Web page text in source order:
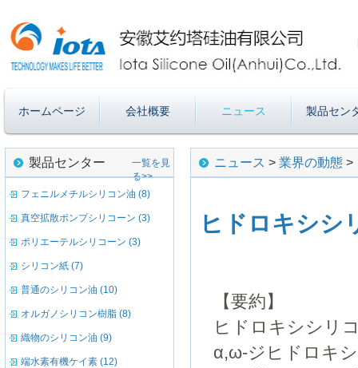
ホームページ 会社概要 ニュース 製品セン
製品センター
一覧を見
る>>
フェニルメチルシリコン油 (8)
真空拡散ポンプシリコーン (3)
ポリエーテルシリコーン (3)
シリコン紙 (7)
普通のシリコン油 (10)
オルガノシリコン樹脂 (8)
織物のシリコン油 (9)
端水素有機ケイ素 (12)
ニュース >業界の動態 >
ヒドロキシシ
【要約】
ヒドロキシシリ
α,ω-ジヒドロキ